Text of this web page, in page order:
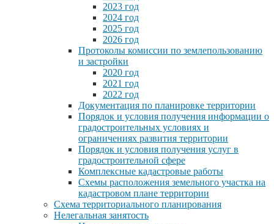
2023 год
2024 год
2025 год
2026 год
Протоколы комиссии по землепользованию
и застройки
2020 год
2021 год
2022 год
Документация по планировке территории
Порядок и условия получения информации о
градостроительных условиях и
ограничениях развития территории
Порядок и условия получения услуг в
градостроительной сфере
Комплексные кадастровые работы
Схемы расположения земельного участка на
кадастровом плане территории
Схема территориального планирования
Нелегальная занятость